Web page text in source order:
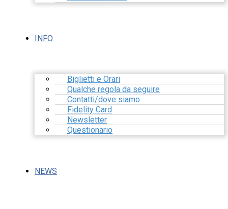
INFO
Biglietti e Orari
Qualche regola da seguire
Contatti/dove siamo
Fidelity Card
Newsletter
Questionario
NEWS